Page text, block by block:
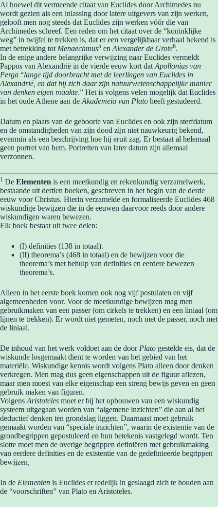
Al hoewel dit vermeende citaat van Euclides door Archimedes nu
wordt gezien als een inlassing door latere uitgevers van zijn werken,
gelooft men nog steeds dat Euclides zijn werken vóór die van
Archimedes schreef. Een reden om het citaat over de “koninklijke
weg” in twijfel te trekken is, dat er een vergelijkbaar verhaal bekend is
met betrekking tot Menaechmus5 en Alexander de Grote6.
In de enige andere belangrijke verwijzing naar Euclides vermeldt
Pappos van Alexandrië in de vierde eeuw kort dat Apollonius van
Perga “lange tijd doorbracht met de leerlingen van Euclides in
Alexandrië, en dat hij zich daar zijn natuurwetenschappelijke manier
van denken eigen maakte.” Het is volgens velen mogelijk dat Euclides
in het oude Athene aan de Akademeia van Plato heeft gestudeerd.
Datum en plaats van de geboorte van Euclides en ook zijn sterfdatum
en de omstandigheden van zijn dood zijn niet nauwkeurig bekend,
evenmin als een beschrijving hoe hij eruit zag. Er bestaat al helemaal
geen portret van hem. Portretten van later datum zijn allemaal
verzonnen.
1 De Elementen is een meetkundig en rekenkundig verzamelwerk,
bestaande uit dertien boeken, geschreven in het begin van de derde
eeuw voor Christus. Hierin verzamelde en formaliseerde Euclides 468
wiskundige bewijzen die in de eeuwen daarvoor reeds door andere
wiskundigen waren bewezen.
Elk boek bestaat uit twee delen:
(I) definities (138 in totaal).
(II) theorema’s (468 in totaal) en de bewijzen voor die
theorema’s met behulp van definities en eerdere bewezen
theorema’s.
Alleen in het eerste boek komen ook nog vijf postulaten en vijf
algemeenheden voor. Voor de meetkundige bewijzen mag men
gebruikmaken van een passer (om cirkels te trekken) en een liniaal (om
lijnen te trekken). Er wordt niet gemeten, noch met de passer, noch met
de liniaal.
De inhoud van het werk voldoet aan de door Plato gestelde eis, dat de
wiskunde losgemaakt dient te worden van het gebied van het
materiële. Wiskundige kennis wordt volgens Plato alleen door denken
verkregen. Men mag dus geen eigenschappen uit de figuur aflezen,
maar men moest van elke eigenschap een streng bewijs geven en geen
gebruik maken van figuren.
Volgens Aristoteles moet er bij het opbouwen van een wiskundig
systeem uitgegaan worden van “algemene inzichten” die aan al het
deductief denken ten grondslag liggen. Daarnaast moet gebruik
gemaakt worden van “speciale inzichten”, waarin de existentie van de
grondbegrippen gepostuleerd en hun betekenis vastgelegd wordt. Ten
slotte moet men de overige begrippen definiëren met gebruikmaking
van eerdere definities en de existentie van de gedefinieerde begrippen
bewijzen,
In de Elementen is Euclides er redelijk in geslaagd zich te houden aan
de “voorschriften” van Plato en Aristoteles.